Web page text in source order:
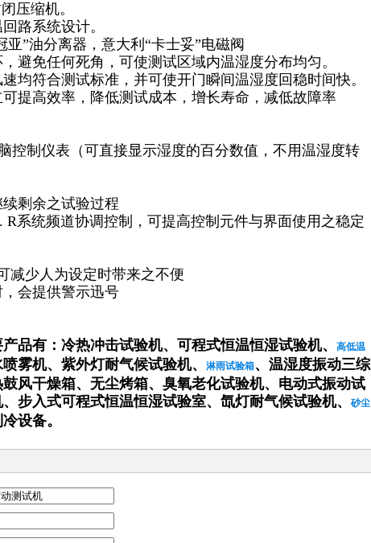
压缩机。
路系统设计。
亚”油分离器，意大利“卡士妥”电磁阀
避免任何死角，可使测试区域内温湿度分布均匀。
均符合测试标准，并可使开门瞬间温湿度回稳时间快。
提高效率，降低测试成本，增长寿命，减低故障率
控制仪表（可直接显示湿度的百分数值，不用温湿度转
剩余之试验过程
R系统频道协调控制，可提高控制元件与界面使用之稳定
减少人为设定时带来之不便
会提供警示迅号
品有： 冷热冲击试验机、 可程式恒温恒湿试验机、
高低温
喷雾机、 紫外灯耐气候试验机、 淋雨试验箱、 温湿度振动三综
鼓风干燥箱、 无尘烤箱、 臭氧老化试验机、 电动式振动试
、 步入式可程式恒温恒湿试验室、 氙灯耐气候试验机、
砂尘
冷设备。